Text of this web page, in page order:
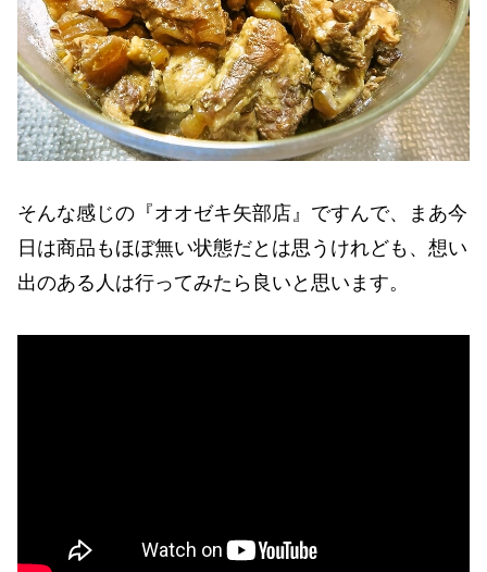
そんな感じの『オオゼキ矢部店』ですんで、まあ今
日は商品もほぼ無い状態だとは思うけれども、想い
出のある人は行ってみたら良いと思います。